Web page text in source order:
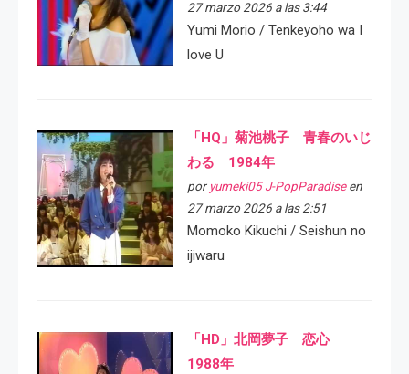
27 marzo 2026 a las 3:44
Yumi Morio / Tenkeyoho wa I
love U
「HQ」菊池桃子 青春のいじ
わる 1984年
por yumeki05 J-PopParadiseen
27 marzo 2026 a las 2:51
Momoko Kikuchi / Seishun no
ijiwaru
「HD」北岡夢子 恋心
1988年